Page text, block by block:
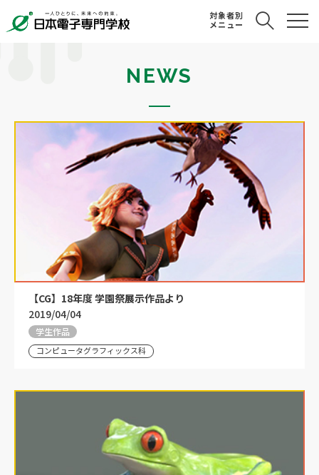
対象者別
メニュー
NEWS
【CG】18年度 学園祭展示作品より
2019/04/04
学生作品
コンピュータグラフィックス科